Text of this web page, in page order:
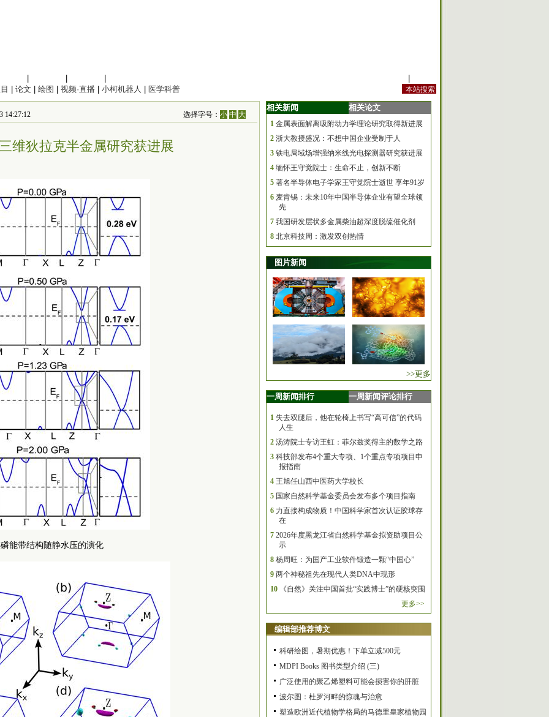
论文 绘图 视频·直播 小柯机器人 医学科普
14:27:12 选择字号：小 中 大
维狄拉克半金属研究获进展
能带结构随静水压的演化
相关新闻 相关论文
1 金属表面解离吸附动力学理论研究取得新进展
2 浙大教授盛况：不想中国企业受制于人
3 铁电局域场增强纳米线光电探测器研究获进展
4 缅怀王守觉院士：生命不止，创新不断
5 著名半导体电子学家王守觉院士逝世 享年91岁
6 麦肯锡：未来10年中国半导体企业有望全球领
先
7 我国研发层状多金属柴油超深度脱硫催化剂
8 北京科技周：激发双创热情
图片新闻
>>更多
一周新闻排行 一周新闻评论排行
1 失去双腿后，他在轮椅上书写“高可信”的代码
人生
2 汤涛院士专访王虹：菲尔兹奖得主的数学之路
3 科技部发布4个重大专项、1个重点专项项目申
报指南
4 王旭任山西中医药大学校长
5 国家自然科学基金委员会发布多个项目指南
6 力直接构成物质！中国科学家首次认证胶球存
在
7 2026年度黑龙江省自然科学基金拟资助项目公
示
8 杨周旺：为国产工业软件锻造一颗“中国心”
9 两个神秘祖先在现代人类DNA中现形
10
《自然》关注中国首批“实践博士”的硬核突围
更多>>
编辑部推荐博文
科研绘图，暑期优惠！下单立减500元
MDPI Books 图书类型介绍 (三)
广泛使用的聚乙烯塑料可能会损害你的肝脏
波尔图：杜罗河畔的惊魂与治愈
塑造欧洲近代植物学格局的马德里皇家植物园